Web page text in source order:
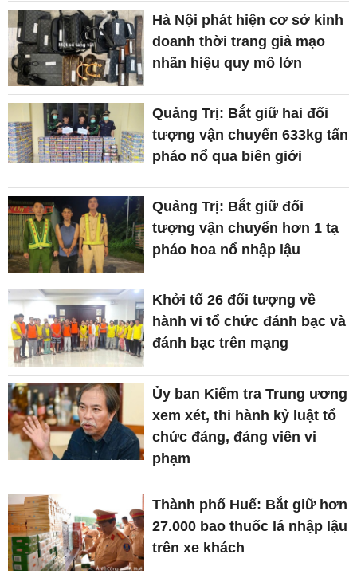
Hà Nội phát hiện cơ sở kinh
doanh thời trang giả mạo
nhãn hiệu quy mô lớn
Quảng Trị: Bắt giữ hai đối
tượng vận chuyển 633kg tấn
pháo nổ qua biên giới
Quảng Trị: Bắt giữ đối
tượng vận chuyển hơn 1 tạ
pháo hoa nổ nhập lậu
Khởi tố 26 đối tượng về
hành vi tổ chức đánh bạc và
đánh bạc trên mạng
Ủy ban Kiểm tra Trung ương
xem xét, thi hành kỷ luật tổ
chức đảng, đảng viên vi
phạm
Thành phố Huế: Bắt giữ hơn
27.000 bao thuốc lá nhập lậu
trên xe khách